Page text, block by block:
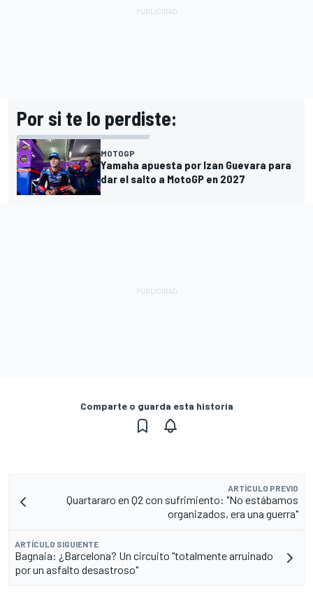
Por si te lo perdiste:
MOTOGP
Yamaha apuesta por Izan Guevara para
dar el salto a MotoGP en 2027
Comparte o guarda esta historia
ARTÍCULO PREVIO
Quartararo en Q2 con sufrimiento: "No estábamos
organizados, era una guerra"
ARTÍCULO SIGUIENTE
Bagnaia: ¿Barcelona? Un circuito "totalmente arruinado
por un asfalto desastroso"